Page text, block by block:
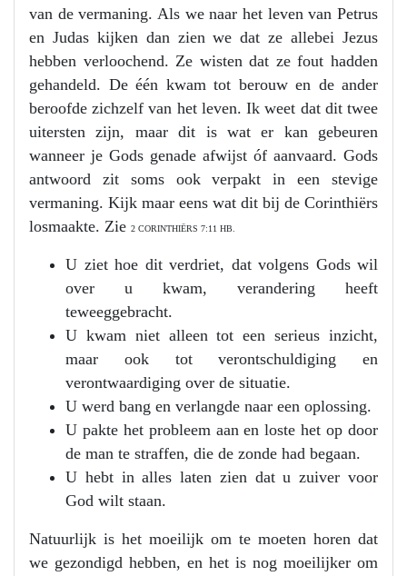
van de vermaning. Als we naar het leven van Petrus
en Judas kijken dan zien we dat ze allebei Jezus
hebben verloochend. Ze wisten dat ze fout hadden
gehandeld. De één kwam tot berouw en de ander
beroofde zichzelf van het leven. Ik weet dat dit twee
uitersten zijn, maar dit is wat er kan gebeuren
wanneer je Gods genade afwijst óf aanvaard. Gods
antwoord zit soms ook verpakt in een stevige
vermaning. Kijk maar eens wat dit bij de Corinthiërs
losmaakte. Zie 2 CORINTHIËRS 7:11 HB.
U ziet hoe dit verdriet, dat volgens Gods wil
over u kwam, verandering heeft
teweeggebracht.
U kwam niet alleen tot een serieus inzicht,
maar ook tot verontschuldiging en
verontwaardiging over de situatie.
U werd bang en verlangde naar een oplossing.
U pakte het probleem aan en loste het op door
de man te straffen, die de zonde had begaan.
U hebt in alles laten zien dat u zuiver voor
God wilt staan.
Natuurlijk is het moeilijk om te moeten horen dat
we gezondigd hebben, en het is nog moeilijker om